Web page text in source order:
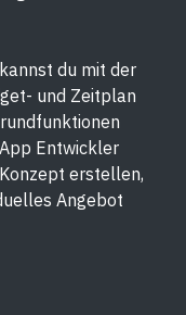
du mit der
und Zeitplan
Entwickler
erstellen,
Angebot